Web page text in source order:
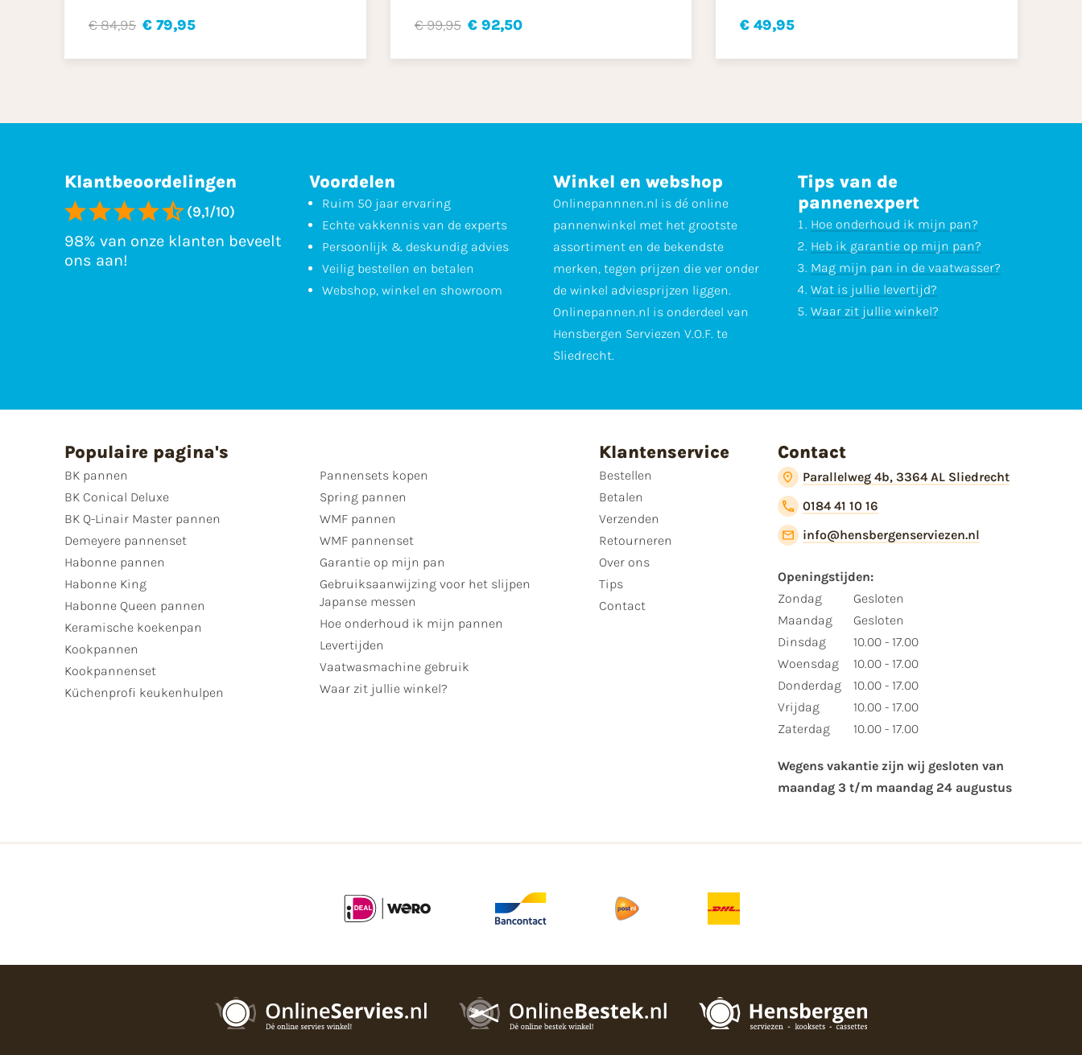
€ 84,95 € 79,95 € 99,95 € 92,50 € 49,95
Klantbeoordelingen
(9,1/10)
98% van onze klanten beveelt
ons aan!
Voordelen
Ruim 50 jaar ervaring
Echte vakkennis van de experts
Persoonlijk & deskundig advies
Veilig bestellen en betalen
Webshop, winkel en showroom
Winkel en webshop
Onlinepannnen.nl is dé online
pannenwinkel met het grootste
assortiment en de bekendste
merken, tegen prijzen die ver onder
de winkel adviesprijzen liggen.
Onlinepannen.nl is onderdeel van
Hensbergen Serviezen V.O.F. te
Sliedrecht.
Tips van de
pannenexpert
Hoe onderhoud ik mijn pan?
Heb ik garantie op mijn pan?
Mag mijn pan in de vaatwasser?
Wat is jullie levertijd?
Waar zit jullie winkel?
Populaire pagina's
BK pannen
BK Conical Deluxe
BK Q-Linair Master pannen
Demeyere pannenset
Habonne pannen
Habonne King
Habonne Queen pannen
Keramische koekenpan
Kookpannen
Kookpannenset
Küchenprofi keukenhulpen
Pannensets kopen
Spring pannen
WMF pannen
WMF pannenset
Garantie op mijn pan
Gebruiksaanwijzing voor het slijpen
Japanse messen
Hoe onderhoud ik mijn pannen
Levertijden
Vaatwasmachine gebruik
Waar zit jullie winkel?
Klantenservice
Bestellen
Betalen
Verzenden
Retourneren
Over ons
Tips
Contact
Contact
Parallelweg 4b, 3364 AL Sliedrecht
0184 41 10 16
info@hensbergenserviezen.nl
Openingstijden:​
​Zondag
Maandag
Dinsdag
Woensdag
Donderdag
Vrijdag
Zaterdag
Gesloten
Gesloten
10.00 - 17.00
10.00 - 17.00
10.00 - 17.00
10.00 - 17.00
10.00 - 17.00
Wegens vakantie zijn wij gesloten van ​
maandag 3 t/m maandag 24 augustus